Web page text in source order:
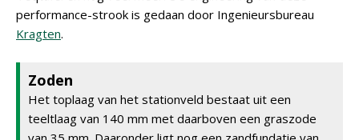
performance-strook is gedaan door Ingenieursbureau
Kragten.
Zoden
Het toplaag van het stationveld bestaat uit een
teeltlaag van 140 mm met daarboven een graszode